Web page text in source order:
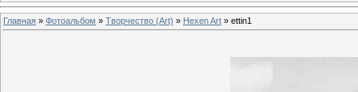
Главная » Фотоальбом » Творчество (Art) » Hexen Art » ettin1